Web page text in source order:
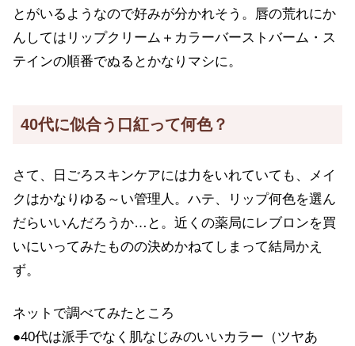
とがいるようなので好みが分かれそう。唇の荒れにか
んしてはリップクリーム＋カラーバーストバーム・ス
テインの順番でぬるとかなりマシに。
40代に似合う口紅って何色？
さて、日ごろスキンケアには力をいれていても、メイ
クはかなりゆる～い管理人。ハテ、リップ何色を選ん
だらいいんだろうか…と。近くの薬局にレブロンを買
いにいってみたものの決めかねてしまって結局かえ
ず。
ネットで調べてみたところ
●40代は派手でなく肌なじみのいいカラー（ツヤあ